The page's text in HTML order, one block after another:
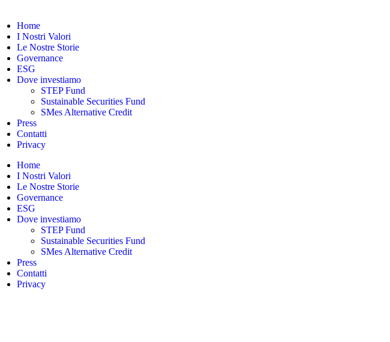
Home
I Nostri Valori
Le Nostre Storie
Governance
ESG
Dove investiamo
STEP Fund
Sustainable Securities Fund
SMes Alternative Credit
Press
Contatti
Privacy
Home
I Nostri Valori
Le Nostre Storie
Governance
ESG
Dove investiamo
STEP Fund
Sustainable Securities Fund
SMes Alternative Credit
Press
Contatti
Privacy